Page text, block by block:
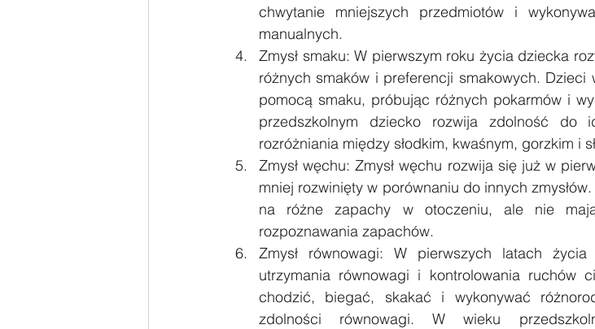
chwytanie mniejszych przedmiotów i
manualnych.
Zmysł smaku: W pierwszym roku życia dziecka
różnych smaków i preferencji smakowych.
pomocą smaku, próbując różnych pokarmów i
przedszkolnym dziecko rozwija zdolność do
rozróżniania między słodkim, kwaśnym, gorzkim i
Zmysł węchu: Zmysł węchu rozwija się już w
mniej rozwinięty w porównaniu do innych
na różne zapachy w otoczeniu, ale nie
rozpoznawania zapachów.
Zmysł równowagi: W pierwszych latach
utrzymania równowagi i kontrolowania ruchów
chodzić, biegać, skakać i wykonywać
zdolności równowagi. W wieku